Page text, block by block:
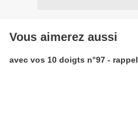
Vous aimerez aussi
avec vos 10 doigts n°97 - rappel